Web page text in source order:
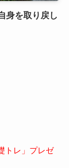
身を取り戻し
トレ」プレゼ